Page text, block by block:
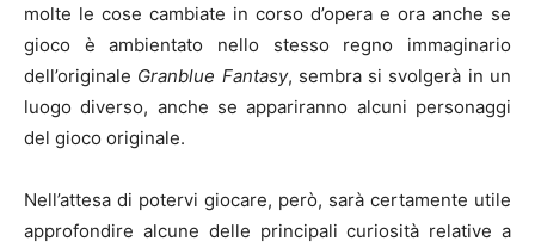
molte le cose cambiate in corso d’opera e ora anche se
gioco è ambientato nello stesso regno immaginario
dell’originale Granblue Fantasy, sembra si svolgerà in un
luogo diverso, anche se appariranno alcuni personaggi
del gioco originale.
Nell’attesa di potervi giocare, però, sarà certamente utile
approfondire alcune delle principali curiosità relative a